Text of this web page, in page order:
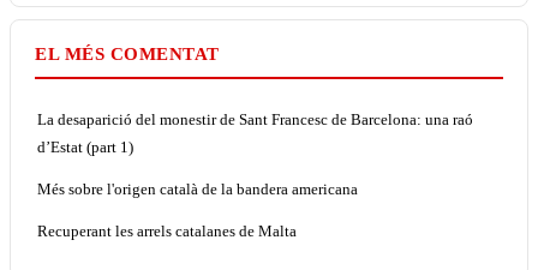
EL MÉS COMENTAT
La desaparició del monestir de Sant Francesc de Barcelona: una raó
d’Estat (part 1)
Més sobre l'origen català de la bandera americana
Recuperant les arrels catalanes de Malta